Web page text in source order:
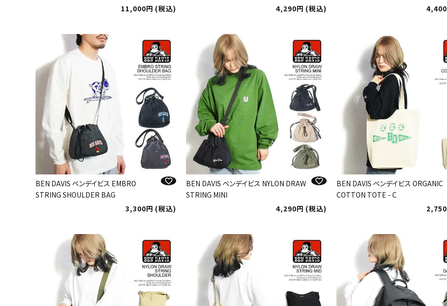
11,000
税込
4,290
税込
4,400
BEN DAVIS ベンデイビス EMBRO
STRING SHOULDER BAG
3,300
税込
BEN DAVIS ベンデイビス NYLON DRAW
STRING MINI
4,290
税込
BEN DAVIS ベンデイビス ORGANIC
COTTON TOTE - C
2,750